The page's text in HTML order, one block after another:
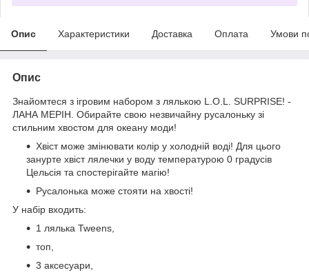
Опис Характеристики Доставка Оплата Умови
Опис
Знайомтеся з ігровим набором з лялькою L.O.L. SURPRISE! -
ЛАНА МЕРІН. Обирайте свою незвичайну русалоньку зі
стильним хвостом для океану моди!
Хвіст може змінювати колір у холодній воді! Для цього
занурте хвіст лялечки у воду температурою 0 градусів
Цельсія та спостерігайте магію!
Русалонька може стояти на хвості!
У набір входить:
1 лялька Tweens,
топ,
3 аксесуари,